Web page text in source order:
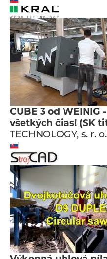
CUBE 3 od WEINIG
všetkých čias! (SK
TECHNOLOGY, s. r. o.